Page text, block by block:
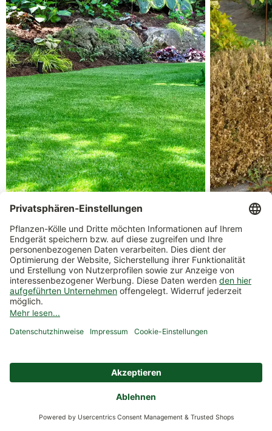
dunkle Standorte
Schattenpflanzen sind ideal für dunkle
Standorte. Mit der richtigen
Pflanzenauswahl können Sie
Schattenplätze begrünen und mit etwas
Pflege sich üb...
Buchsbaum
Doch immer
Weiterführende Links